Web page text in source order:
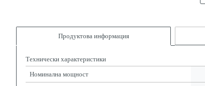
Продуктова информация
Технически характеристики
Номинална мощност